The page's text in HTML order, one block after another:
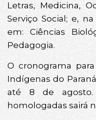
Letras, Medicina,
Serviço Social; e,
em: Ciências
Pedagogia.
O cronograma
Indígenas do
até 8 de
homologadas sairá